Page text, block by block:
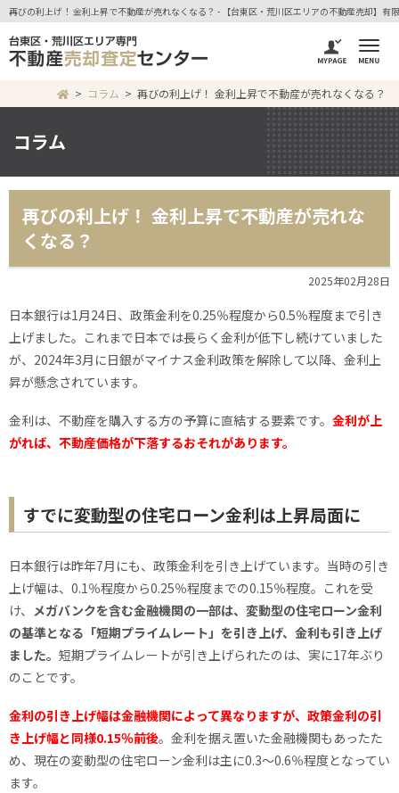
再びの利上げ！ 金利上昇で不動産が売れなくなる？ - 【台東区・荒川区エリアの不動産売却】有
コラム 再びの利上げ！ 金利上昇で不動産が売れなくなる？
コラム
再びの利上げ！ 金利上昇で不動産が売れな
くなる？
2025年02月28日
日本銀行は1月24日、政策金利を0.25％程度から0.5％程度まで引き
上げました。これまで日本では長らく金利が低下し続けていました
が、2024年3月に日銀がマイナス金利政策を解除して以降、金利上
昇が懸念されています。
金利は、不動産を購入する方の予算に直結する要素です。 金利が上
がれば、不動産価格が下落するおそれがあります。
すでに変動型の住宅ローン金利は上昇局面に
日本銀行は昨年7月にも、政策金利を引き上げています。当時の引き
上げ幅は、0.1％程度から0.25％程度までの0.15％程度。これを受
け、 メガバンクを含む金融機関の一部は、変動型の住宅ローン金利
の基準となる「短期プライムレート」を引き上げ、金利も引き上げ
ました。 短期プライムレートが引き上げられたのは、実に17年ぶり
のことです。
金利の引き上げ幅は金融機関によって異なりますが、政策金利の引
き上げ幅と同様0.15％前後。金利を据え置いた金融機関もあったた
め、現在の変動型の住宅ローン金利は主に0.3〜0.6％程度となってい
ます。